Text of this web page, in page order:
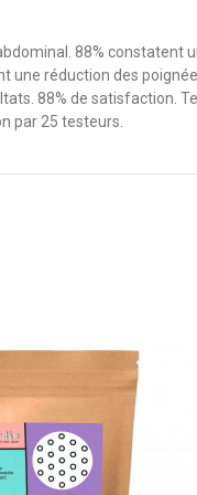
88% constatent
réduction des
88% de satisfaction.
par 25 testeurs.